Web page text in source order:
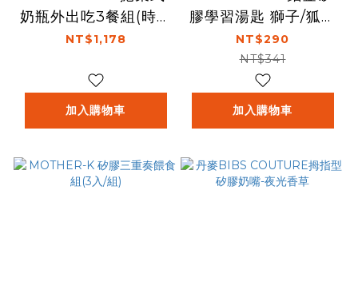
奶瓶外出吃3餐組(時尚
灰)透明袋裝
NT$1,178
加入購物車
膠學習湯匙 獅子/狐狸
款(4m+)
NT$290
NT$341
加入購物車